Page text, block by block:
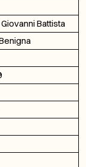
Battista